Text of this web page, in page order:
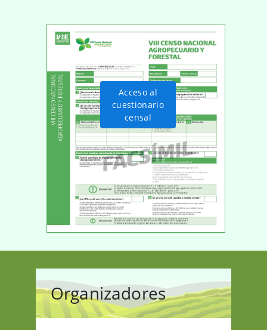
Acceso al
cuestionario
censal
Organizadores